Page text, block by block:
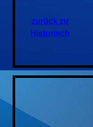
zurück zu
Historisch